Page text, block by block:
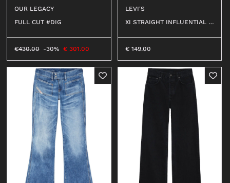
OUR LEGACY
FULL CUT #DIG
€430.00 -30% € 301.00
LEVI'S
XI STRAIGHT INFLUENTIAL L
€ 149.00